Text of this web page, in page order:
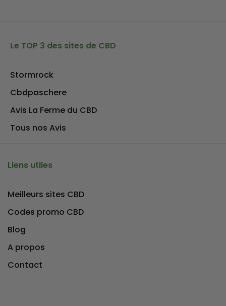
Liens utiles
Meilleurs sites CBD
Codes promo CBD
Blog
A propos
Contact
Le TOP 3 des sites de CBD
Stormrock
Cbdpaschere
Avis La Ferme du CBD
Tous nos Avis